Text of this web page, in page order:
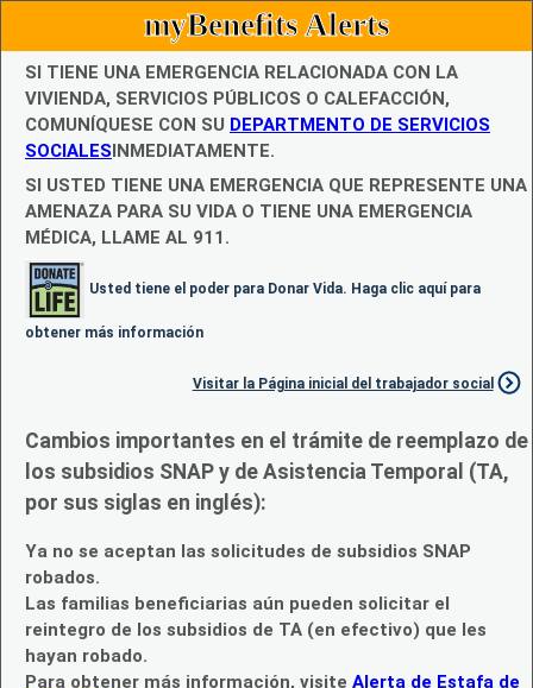
myBenefits Alerts
SI TIENE UNA EMERGENCIA RELACIONADA CON LA
VIVIENDA, SERVICIOS PÚBLICOS O CALEFACCIÓN,
COMUNÍQUESE CON SU DEPARTMENTO DE SERVICIOS
SOCIALESINMEDIATAMENTE.
SI USTED TIENE UNA EMERGENCIA QUE REPRESENTE UNA
AMENAZA PARA SU VIDA O TIENE UNA EMERGENCIA
MÉDICA, LLAME AL 911.
Usted tiene el poder para Donar Vida. Haga clic aquí para
obtener más información
Visitar la Página inicial del trabajador social
Cambios importantes en el trámite de reemplazo de
los subsidios SNAP y de Asistencia Temporal (TA,
por sus siglas en inglés):
Ya no se aceptan las solicitudes de subsidios SNAP
robados.
Las familias beneficiarias aún pueden solicitar el
reintegro de los subsidios de TA (en efectivo) que les
hayan robado.
Para obtener más información, visite Alerta de Estafa de